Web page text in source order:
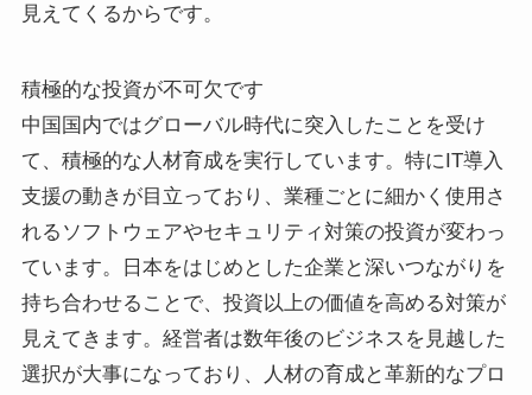
見えてくるからです。
積極的な投資が不可欠です
中国国内ではグローバル時代に突入したことを受け
て、積極的な人材育成を実行しています。特にIT導入
支援の動きが目立っており、業種ごとに細かく使用さ
れるソフトウェアやセキュリティ対策の投資が変わっ
ています。日本をはじめとした企業と深いつながりを
持ち合わせることで、投資以上の価値を高める対策が
見えてきます。経営者は数年後のビジネスを見越した
選択が大事になっており、人材の育成と革新的なプロ